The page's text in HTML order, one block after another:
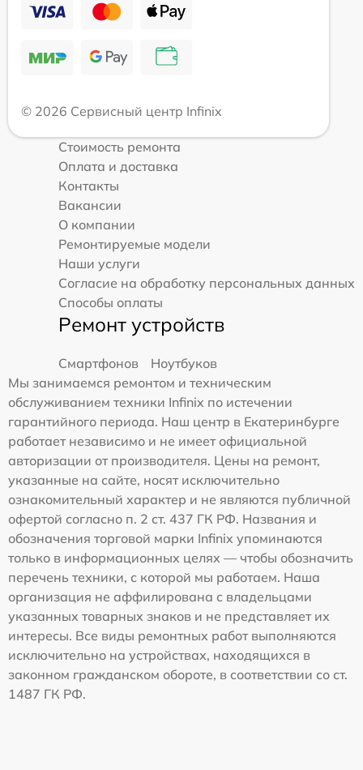
© 2026 Сервисный центр Infinix
Стоимость ремонта
Оплата и доставка
Контакты
Вакансии
О компании
Ремонтируемые модели
Наши услуги
Согласие на обработку персональных данных
Способы оплаты
Ремонт устройств
Смартфонов
Ноутбуков
Мы занимаемся ремонтом и техническим
обслуживанием техники Infinix по истечении
гарантийного периода. Наш центр в Екатеринбурге
работает независимо и не имеет официальной
авторизации от производителя. Цены на ремонт,
указанные на сайте, носят исключительно
ознакомительный характер и не являются публичной
офертой согласно п. 2 ст. 437 ГК РФ. Названия и
обозначения торговой марки Infinix упоминаются
только в информационных целях — чтобы обозначить
перечень техники, с которой мы работаем. Наша
организация не аффилирована с владельцами
указанных товарных знаков и не представляет их
интересы. Все виды ремонтных работ выполняются
исключительно на устройствах, находящихся в
законном гражданском обороте, в соответствии со ст.
1487 ГК РФ.